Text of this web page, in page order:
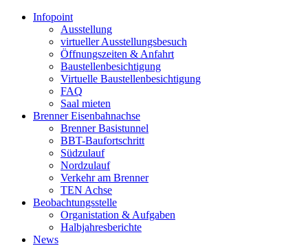
Infopoint
Ausstellung
virtueller Ausstellungsbesuch
Öffnungszeiten & Anfahrt
Baustellenbesichtigung
Virtuelle Baustellenbesichtigung
FAQ
Saal mieten
Brenner Eisenbahnachse
Brenner Basistunnel
BBT-Baufortschritt
Südzulauf
Nordzulauf
Verkehr am Brenner
TEN Achse
Beobachtungsstelle
Organistation & Aufgaben
Halbjahresberichte
News